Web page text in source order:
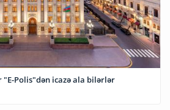
"E-Polis"dən icazə ala bilərlər